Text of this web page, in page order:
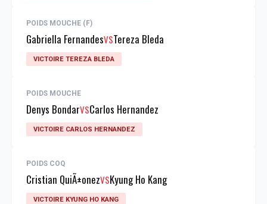
POIDS MOUCHE (F)
Gabriella FernandesVSTereza Bleda
VICTOIRE TEREZA BLEDA
POIDS MOUCHE
Denys BondarVSCarlos Hernandez
VICTOIRE CARLOS HERNANDEZ
POIDS COQ
Cristian QuiÃ±onezVSKyung Ho Kang
VICTOIRE KYUNG HO KANG